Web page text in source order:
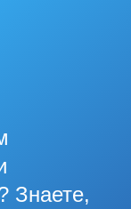
Знаете,